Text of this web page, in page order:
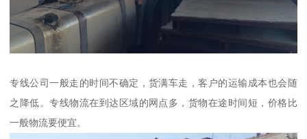
专线公司一般走的时间不确定，货满车走，客户的运输成本也会随
之降低。专线物流在到达区域的网点多，货物在途时间短，价格比
一般物流要便宜。